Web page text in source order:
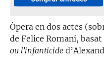
Òpera en dos actes
de Felice Romani,
ou l’infanticide